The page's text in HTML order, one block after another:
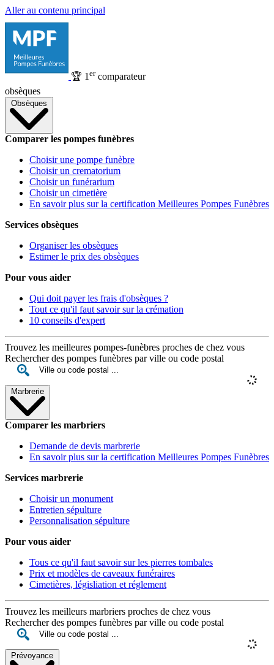
Aller au contenu principal
🏆 1 ercomparateur
obsèques
Obsèques
Comparer les pompes funèbres
Choisir une pompe funèbre
Choisir un crematorium
Choisir un funérarium
Choisir un cimetière
En savoir plus sur la certification Meilleures Pompes Funèbres
Services obsèques
Organiser les obsèques
Estimer le prix des obsèques
Pour vous aider
Qui doit payer les frais d'obsèques ?
Tout ce qu'il faut savoir sur la crémation
10 conseils d'expert
Trouvez les meilleures pompes-funèbres proches de chez vous
Rechercher des pompes funèbres par ville ou code postal
Marbrerie
Comparer les marbriers
Demande de devis marbrerie
En savoir plus sur la certification Meilleures Pompes Funèbres
Services marbrerie
Choisir un monument
Entretien sépulture
Personnalisation sépulture
Pour vous aider
Tous ce qu'il faut savoir sur les pierres tombales
Prix et modèles de caveaux funéraires
Cimetières, législiation et réglement
Trouvez les meilleurs marbriers proches de chez vous
Rechercher des pompes funèbres par ville ou code postal
Prévoyance